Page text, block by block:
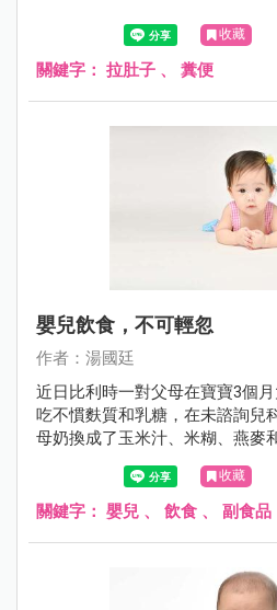
收藏
關鍵字： 拉肚子 、 糞便
嬰兒飲食，不可輕忽
作者：湯國廷
近日比利時一對父母在寶寶3個
吃不慣麩質和乳糖，在未諮詢兒
母奶換成了玉米汁、米糊、燕麥
用植物奶代替母乳對其進行餵養
養不良和嚴重脫水而死亡。收藏
關鍵字： 嬰兒 、 飲食 、 副食品